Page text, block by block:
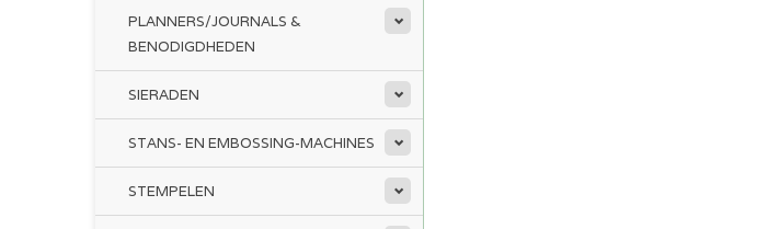
PLANNERS/JOURNALS &
BENODIGDHEDEN
SIERADEN
STANS- EN EMBOSSING-MACHINES
STEMPELEN